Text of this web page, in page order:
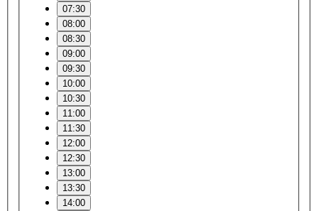
07:30
08:00
08:30
09:00
09:30
10:00
10:30
11:00
11:30
12:00
12:30
13:00
13:30
14:00